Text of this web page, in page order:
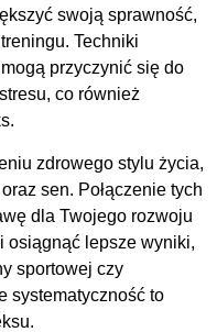
swoją sprawność,
Techniki
przyczynić się do
co również
zdrowego stylu życia,
sen. Połączenie tych
dla Twojego rozwoju
osiągnąć lepsze wyniki,
sportowej czy
systematyczność to